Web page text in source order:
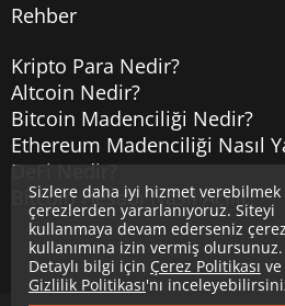
Rehber
Kripto Para Nedir?
Altcoin Nedir?
Bitcoin Madenciliği Nedir?
Ethereum Madenciliği Nasıl
DeFi Nedir?
Bitcoin Hesabı Nasıl Açılır?
Sizlere daha iyi hizmet verebilmek
çerezlerden yararlanıyoruz. Siteyi
kullanmaya devam ederseniz çerez
kullanımına izin vermiş olursunuz.
Detaylı bilgi için Çerez Politikası ve
Gizlilik Politikası'nı